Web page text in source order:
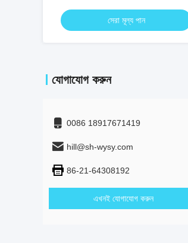
শিখা প্রতিরোধক ইপোক্সি রজন
সেরা মূল্য পান
যোগাযোগ করুন
0086 18917671419
hill@sh-wysy.com
86-21-64308192
এখনই যোগাযোগ করুন